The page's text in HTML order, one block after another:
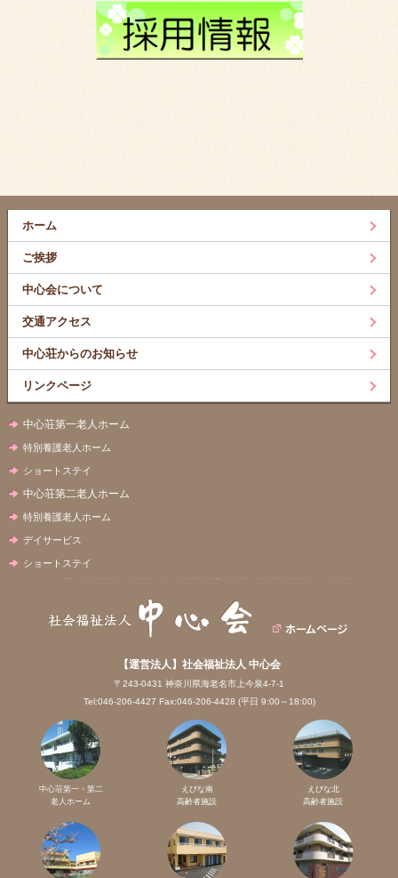
ホーム
ご挨拶
中心会について
交通アクセス
中心荘からのお知らせ
リンクページ
中心荘第一老人ホーム
特別養護老人ホーム
ショートステイ
中心荘第二老人ホーム
特別養護老人ホーム
デイサービス
ショートステイ
【運営法人】社会福祉法人 中心会
〒243-0431 神奈川県海老名市上今泉4-7-1
Tel:046-206-4427 Fax:046-206-4428 (平日 9:00～18:00)
中心荘第一・第二
老人ホーム
えびな南
高齢者施設
えびな北
高齢者施設